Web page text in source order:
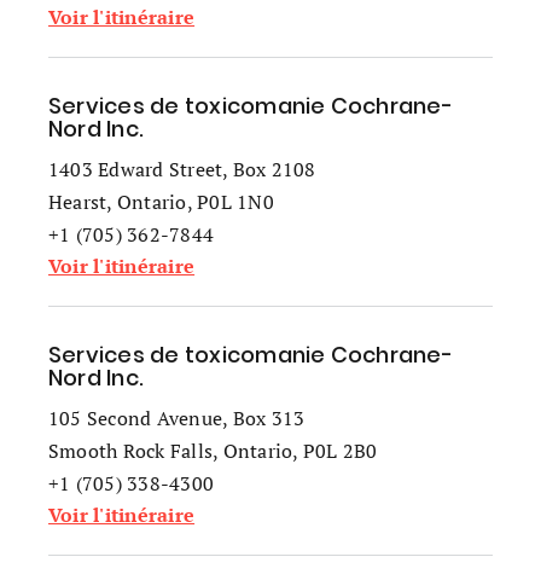
Voir l'itinéraire
Services de toxicomanie Cochrane-
Nord Inc.
1403 Edward Street, Box 2108
Hearst, Ontario, P0L 1N0
+1 (705) 362-7844
Voir l'itinéraire
Services de toxicomanie Cochrane-
Nord Inc.
105 Second Avenue, Box 313
Smooth Rock Falls, Ontario, P0L 2B0
+1 (705) 338-4300
Voir l'itinéraire